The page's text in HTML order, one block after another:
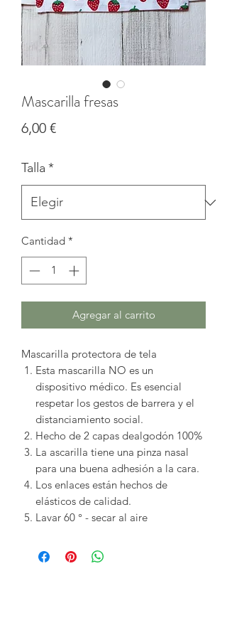
Mascarilla fresas
6,00 €Precio
Talla *
Cantidad *
Agregar al carrito
Mascarilla protectora de tela
Esta mascarilla NO es un
dispositivo médico. Es esencial
respetar los gestos de barrera y el
distanciamiento social.
Hecho de 2 capas dealgodón 100%
La ascarilla tiene una pinza nasal
para una buena adhesión a la cara.
Los enlaces están hechos de
elásticos de calidad.
Lavar 60 ° - secar al aire